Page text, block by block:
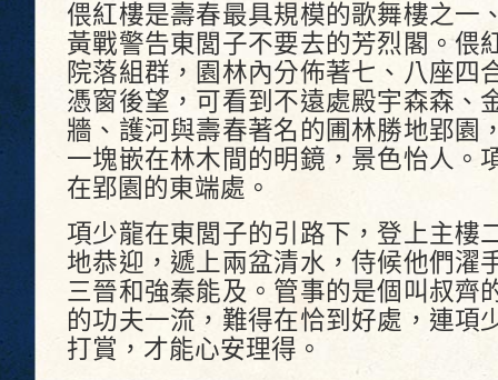
偎紅樓是壽春最具規模的歌舞樓之一
黃戰警告東閭子不要去的芳烈閣。偎
院落組群，園林內分佈著七、八座四
憑窗後望，可看到不遠處殿宇森森、
牆、護河與壽春著名的圃林勝地郢園
一塊嵌在林木間的明鏡，景色怡人。
在郢園的東端處。
項少龍在東閭子的引路下，登上主樓
地恭迎，遞上兩盆清水，侍候他們濯
三晉和強秦能及。管事的是個叫叔齊
的功夫一流，難得在恰到好處，連項
打賞，才能心安理得。